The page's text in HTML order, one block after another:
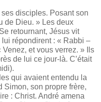
disciples. Posant son
de Dieu. » Les deux
retournant, Jésus vit
répondirent : « Rabbi –
et vous verrez. » Ils
de lui ce jour-là. C’était
qui avaient entendu la
Simon, son propre frère,
: Christ. André amena